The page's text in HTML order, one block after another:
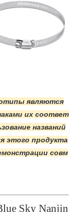
являются
их соответ
названий
этого продукта
совм
Sky Nanjin